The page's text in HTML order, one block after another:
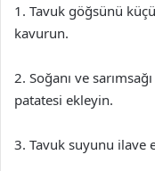
1. Tavuk göğsünü
kavurun.
2. Soğanı ve
patatesi ekleyin.
3. Tavuk suyunu ilave